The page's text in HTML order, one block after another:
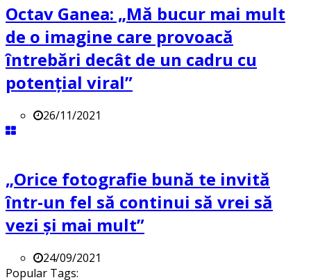
Octav Ganea: „Mă bucur mai mult
de o imagine care provoacă
întrebări decât de un cadru cu
potenţial viral”
26/11/2021
„Orice fotografie bună te invită
într-un fel să continui să vrei să
vezi și mai mult”
24/09/2021
Popular Tags: